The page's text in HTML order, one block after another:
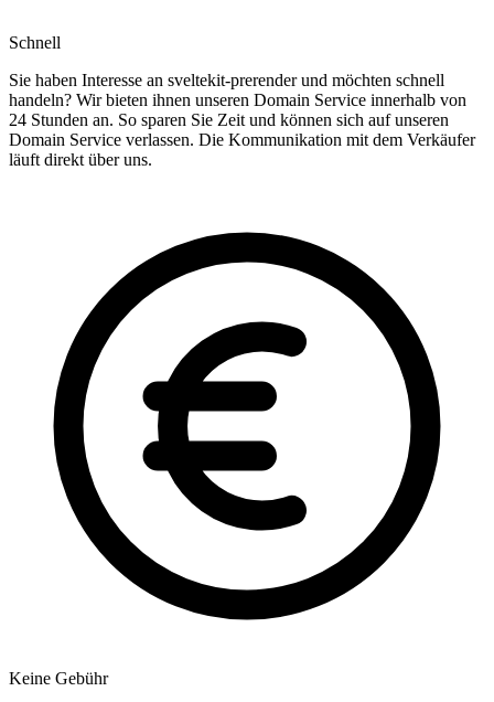
Schnell
Sie haben Interesse an sveltekit-prerender und möchten schnell
handeln? Wir bieten ihnen unseren Domain Service innerhalb von
24 Stunden an. So sparen Sie Zeit und können sich auf unseren
Domain Service verlassen. Die Kommunikation mit dem Verkäufer
läuft direkt über uns.
Keine Gebühr